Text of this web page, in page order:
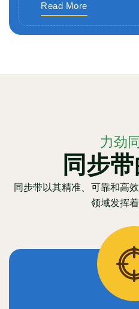
Read More
力劲
同步
同步带以其精准、可靠和高
领域发挥